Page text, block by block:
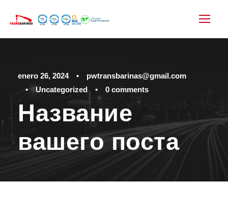
enero 26, 2024 •
pwtransbarinas@gmail.com
•
Uncategorized • 0 comments
Название
вашего поста